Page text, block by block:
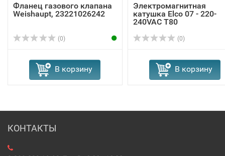
Фланец газового клапана
Weishaupt, 23221026242
(0)
В корзину
Электромагнитная
катушка Elco 07 - 220-
240VAC T80
(0)
В корзину
КОНТАКТЫ